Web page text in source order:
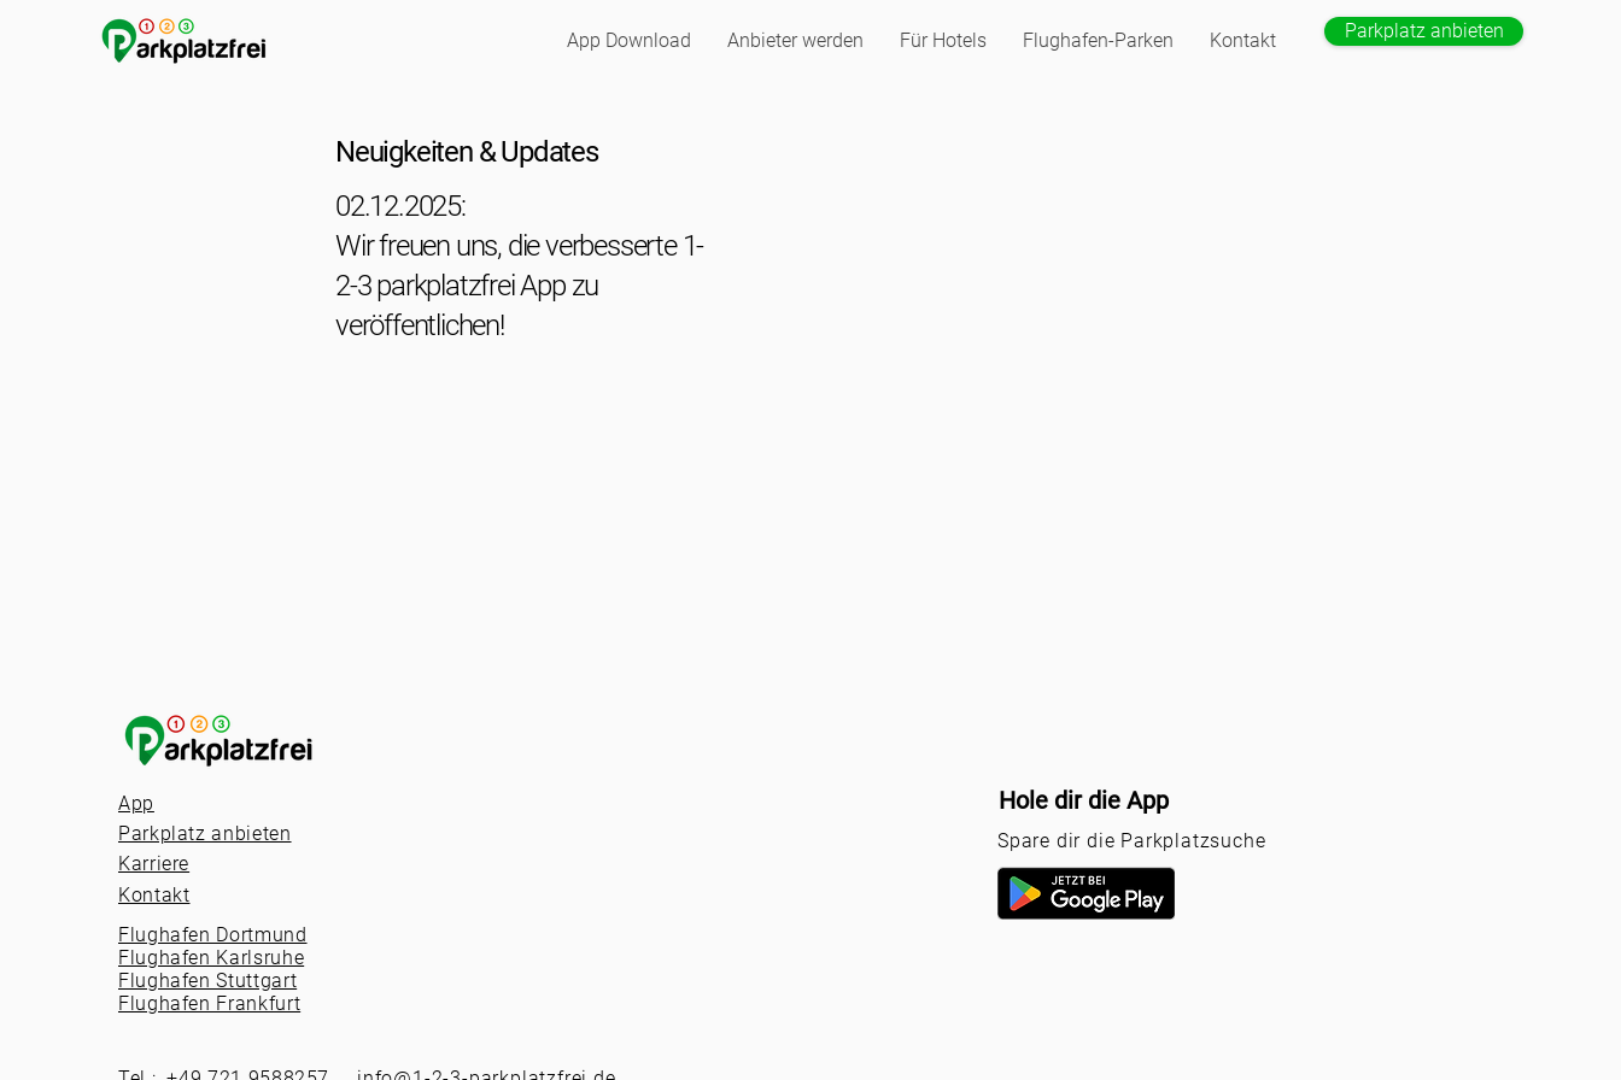
App Download Anbieter werden Für Hotels Flughafen-Parken Kontakt Parkplatz anbieten
Neuigkeiten & Updates
02.12.2025:
Wir freuen uns, die verbesserte 1-
2-3 parkplatzfrei App zu
veröffentlichen!
App
Parkplatz anbieten
Karriere
Kontakt
Flughafen Dortmund
Flughafen Karlsruhe
Flughafen Stuttgart
Flughafen Frankfurt
Hole dir die App
Spare dir die Parkplatzsuche